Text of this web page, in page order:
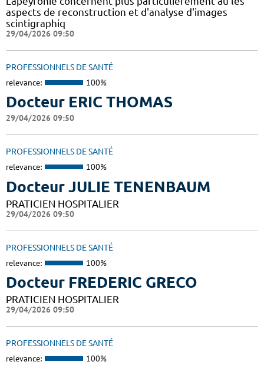
aspects de reconstruction et d'analyse d'images
scintigraphiq
29/04/2026 09:50
PROFESSIONNELS DE SANTÉ
relevance: 100%
Docteur ERIC THOMAS
29/04/2026 09:50
PROFESSIONNELS DE SANTÉ
relevance: 100%
Docteur JULIE TENENBAUM
PRATICIEN HOSPITALIER
29/04/2026 09:50
PROFESSIONNELS DE SANTÉ
relevance: 100%
Docteur FREDERIC GRECO
PRATICIEN HOSPITALIER
29/04/2026 09:50
PROFESSIONNELS DE SANTÉ
relevance: 100%